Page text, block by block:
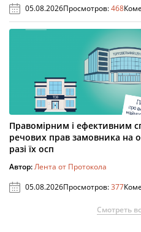
05.08.2026Просмотров:468
Правомірним і ефективним
речових прав замовника на
разі їх осп
Автор:Лента от Протокола
05.08.2026Просмотров:377
Смотреть